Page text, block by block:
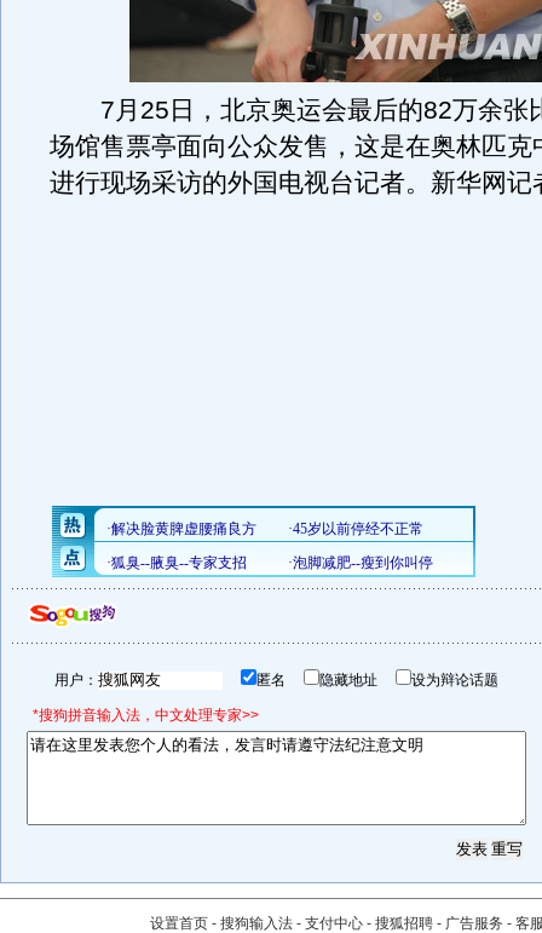
7月25日，北京奥运会最后的82万余张
场馆售票亭面向公众发售，这是在奥林匹克
进行现场采访的外国电视台记者。新华网记
用户： 匿名 隐藏地址 设为辩论话题
*搜狗拼音输入法，中文处理专家>>
设置首页 - 搜狗输入法 - 支付中心 - 搜狐招聘 - 广告服务 - 客